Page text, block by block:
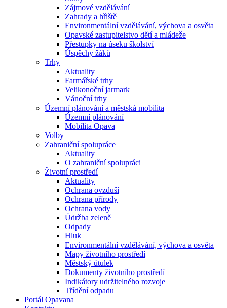
Zájmové vzdělávání
Zahrady a hřiště
Environmentální vzdělávání, výchova a osvěta
Opavské zastupitelstvo dětí a mládeže
Přestupky na úseku školství
Úspěchy žáků
Trhy
Aktuality
Farmářské trhy
Velikonoční jarmark
Vánoční trhy
Územní plánování a městská mobilita
Územní plánování
Mobilita Opava
Volby
Zahraniční spolupráce
Aktuality
O zahraniční spolupráci
Životní prostředí
Aktuality
Ochrana ovzduší
Ochrana přírody
Ochrana vody
Údržba zeleně
Odpady
Hluk
Environmentální vzdělávání, výchova a osvěta
Mapy životního prostředí
Městský útulek
Dokumenty životního prostředí
Indikátory udržitelného rozvoje
Třídění odpadu
Portál Opavana